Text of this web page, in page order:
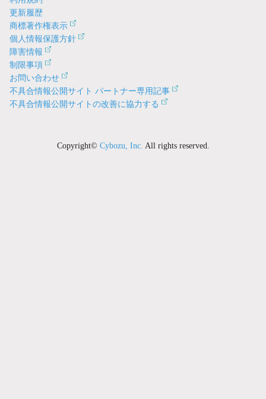
更新履歴
商標著作権表示
個人情報保護方針
障害情報
制限事項
お問い合わせ
不具合情報公開サイト パートナー専用記事
不具合情報公開サイトの改善に協力する
Copyright© Cybozu, Inc. All rights reserved.